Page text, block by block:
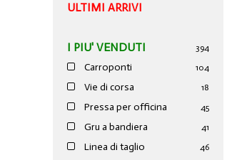
ULTIMI ARRIVI
I PIU' VENDUTI 394
Carroponti 104
Vie di corsa 18
Pressa per officina 45
Gru a bandiera 41
Linea di taglio 46